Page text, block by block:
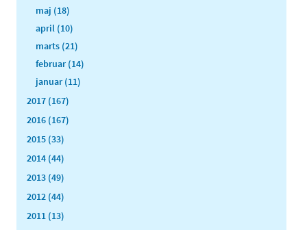
maj (18)
april (10)
marts (21)
februar (14)
januar (11)
2017 (167)
2016 (167)
2015 (33)
2014 (44)
2013 (49)
2012 (44)
2011 (13)